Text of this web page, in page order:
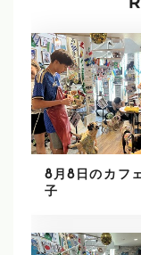
8月8日のカフ
子